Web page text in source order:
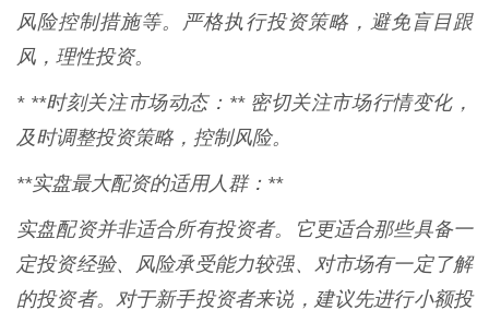
风险控制措施等。严格执行投资策略，避免盲目跟
风，理性投资。
* **时刻关注市场动态：** 密切关注市场行情变化，
及时调整投资策略，控制风险。
**实盘最大配资的适用人群：**
实盘配资并非适合所有投资者。它更适合那些具备一
定投资经验、风险承受能力较强、对市场有一定了解
的投资者。对于新手投资者来说，建议先进行小额投